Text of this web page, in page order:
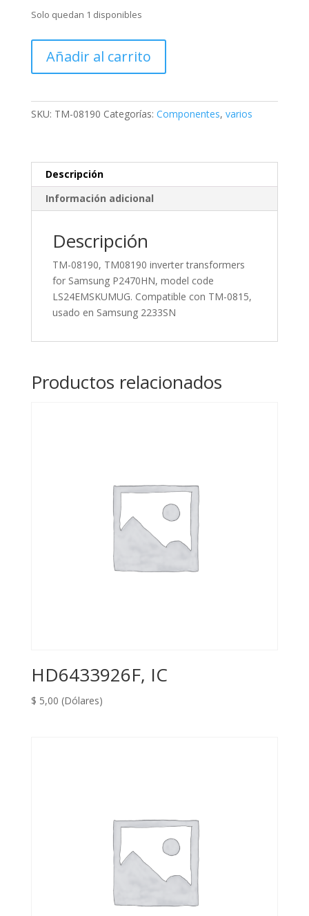
Solo quedan 1 disponibles
08190,
transformers
model
code
LS24EMSKUMUG.
0815,
usado
Samsung
Añadir al carrito
SKU: TM-08190 Categorías: Componentes, varios
Descripción
Información adicional
Descripción
TM-08190, TM08190 inverter transformers
for Samsung P2470HN, model code
LS24EMSKUMUG. Compatible con TM-0815,
usado en Samsung 2233SN
Productos relacionados
HD6433926F, IC
$ 5,00 (Dólares)